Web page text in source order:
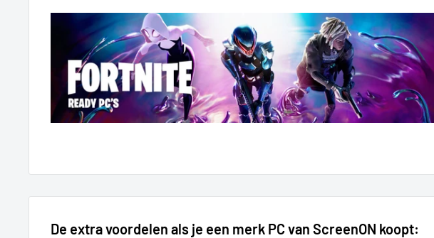
De extra voordelen als je een merk PC van ScreenON koopt: